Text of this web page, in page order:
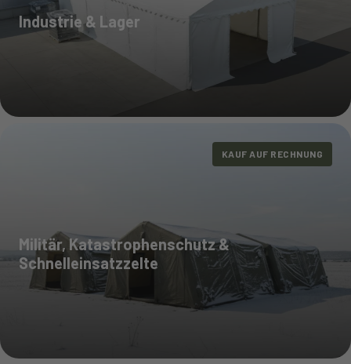
Industrie & Lager
KAUF AUF RECHNUNG
Militär, Katastrophenschutz &
Schnelleinsatzzelte